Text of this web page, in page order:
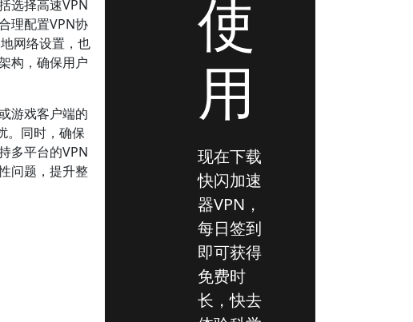
选择高速VPN
理配置VPN协
网络设置，也
构，确保用户
游戏客户端的
。同时，确保
多平台的VPN
问题，提升整
使
用
现在下载
快闪加速
器VPN，
每日签到
即可获得
免费时
长，快去